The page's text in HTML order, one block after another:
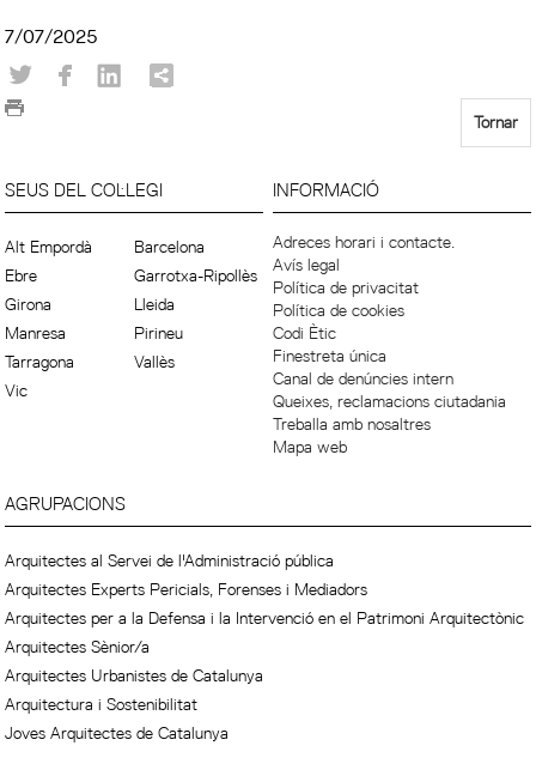
7/07/2025
Tornar
SEUS DEL COL·LEGI
Alt Empordà
Barcelona
Ebre
Garrotxa-Ripollès
Girona
Lleida
Manresa
Pirineu
Tarragona
Vallès
Vic
INFORMACIÓ
Adreces horari i contacte.
Avís legal
Política de privacitat
Política de cookies
Codi Ètic
Finestreta única
Canal de denúncies intern
Queixes, reclamacions ciutadania
Treballa amb nosaltres
Mapa web
AGRUPACIONS
Arquitectes al Servei de l'Administració pública
Arquitectes Experts Pericials, Forenses i Mediadors
Arquitectes per a la Defensa i la Intervenció en el Patrimoni Arquitectònic
Arquitectes Sènior/a
Arquitectes Urbanistes de Catalunya
Arquitectura i Sostenibilitat
Joves Arquitectes de Catalunya